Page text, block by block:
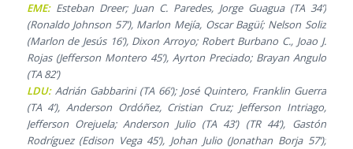
EME:Esteban Dreer; Juan C. Paredes, Jorge Guagua (TA 34’)
(Ronaldo Johnson 57’), Marlon Mejía, Oscar Bagüí; Nelson Soliz
(Marlon de Jesús 16’), Dixon Arroyo; Robert Burbano C., Joao J.
Rojas (Jefferson Montero 45’), Ayrton Preciado; Brayan Angulo
(TA 82’)
LDU:Adrián Gabbarini (TA 66’); José Quintero, Franklin Guerra
(TA 4’), Anderson Ordóñez, Cristian Cruz; Jefferson Intriago,
Jefferson Orejuela; Anderson Julio (TA 43’) (TR 44’), Gastón
Rodríguez (Edison Vega 45’), Johan Julio (Jonathan Borja 57’);